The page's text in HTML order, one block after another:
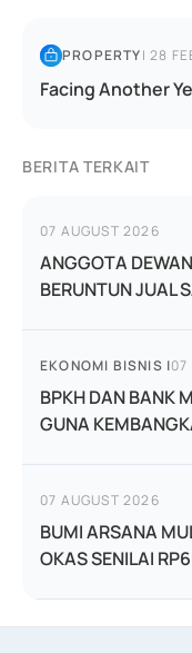
PROPERTY|28
Facing Another
BERITA TERKAIT
07 AUGUST 2026
ANGGOTA
BERUNTUN JUAL
EKONOMI BISNIS |07
BPKH DAN BANK
GUNA
07 AUGUST 2026
BUMI ARSANA
OKAS SENILAI